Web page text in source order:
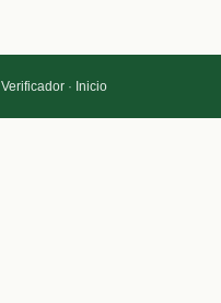
Verificador· Inicio